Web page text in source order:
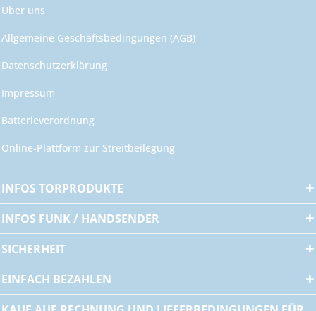
Über uns
Allgemeine Geschäftsbedingungen (AGB)
Datenschutzerklärung
Impressum
Batterieverordnung
Online-Plattform zur Streitbeilegung
INFOS TORPRODUKTE
INFOS FUNK / HANDSENDER
SICHERHEIT
EINFACH BEZAHLEN